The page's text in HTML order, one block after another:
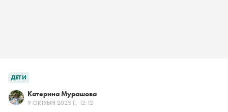
ДЕТИ
Катерина Мурашова
9 ОКТЯБРЯ 2023 Г., 12:12